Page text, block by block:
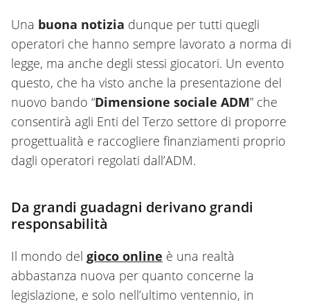
Una buona notizia dunque per tutti quegli
operatori che hanno sempre lavorato a norma di
legge, ma anche degli stessi giocatori. Un evento
questo, che ha visto anche la presentazione del
nuovo bando “Dimensione sociale ADM” che
consentirà agli Enti del Terzo settore di proporre
progettualità e raccogliere finanziamenti proprio
dagli operatori regolati dall’ADM.
Da grandi guadagni derivano grandi
responsabilità
Il mondo del gioco online è una realtà
abbastanza nuova per quanto concerne la
legislazione, e solo nell’ultimo ventennio, in